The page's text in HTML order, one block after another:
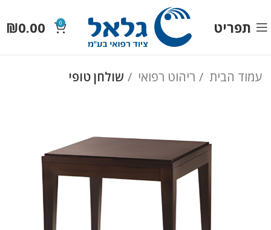
תפריט 0
₪0.00
עמוד הבית ריהוט רפואי שולחן טופי